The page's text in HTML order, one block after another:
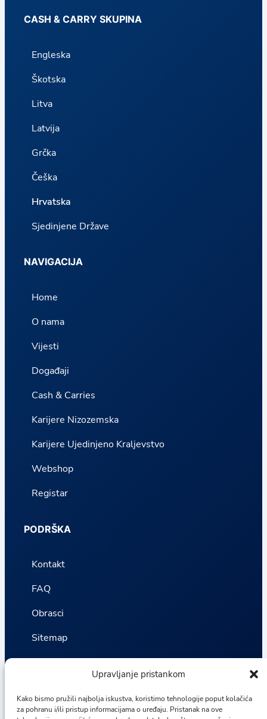
Upravljanje pristankom
Kako bismo pružili najbolja iskustva, koristimo tehnologije poput kolačića
za pohranu i/ili pristup informacijama o uređaju. Pristanak na ove
CASH & CARRY SKUPINA
Engleska
Škotska
Litva
Latvija
Grčka
Češka
Hrvatska
Sjedinjene Države
NAVIGACIJA
Home
O nama
Vijesti
Događaji
Cash & Carries
Karijere Nizozemska
Karijere Ujedinjeno Kraljevstvo
Webshop
Registar
PODRŠKA
Kontakt
FAQ
Obrasci
Sitemap
Politika privatnosti
Statistika